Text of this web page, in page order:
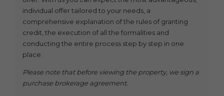
individual offer tailored to your needs, a
comprehensive explanation of the rules of granting
credit, the execution of all the formalities and
conducting the entire process step by step in one
place.
Please note that before viewing the property, we sign a
purchase brokerage agreement.